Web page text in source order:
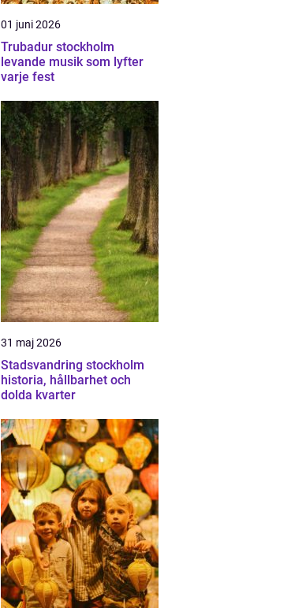
01 juni 2026
Trubadur stockholm
levande musik som lyfter
varje fest
31 maj 2026
Stadsvandring stockholm
historia, hållbarhet och
dolda kvarter